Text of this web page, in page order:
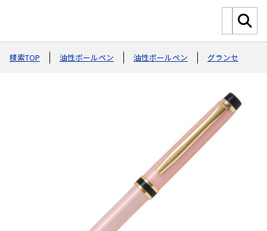
検索TOP 油性ボールペン 油性ボールペン グランセ